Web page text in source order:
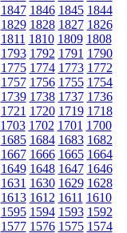
1847 1846 1845 1844
1829 1828 1827 1826
1811 1810 1809 1808
1793 1792 1791 1790
1775 1774 1773 1772
1757 1756 1755 1754
1739 1738 1737 1736
1721 1720 1719 1718
1703 1702 1701 1700
1685 1684 1683 1682
1667 1666 1665 1664
1649 1648 1647 1646
1631 1630 1629 1628
1613 1612 1611 1610
1595 1594 1593 1592
1577 1576 1575 1574